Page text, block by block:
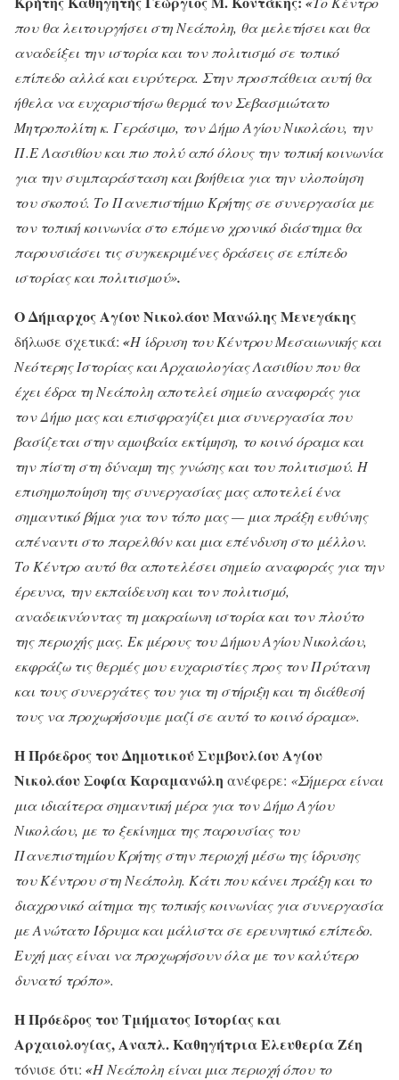
που θα λειτουργήσει στη Νεάπολη, θα μελετήσει και θα
αναδείξει την ιστορία και τον πολιτισμό σε τοπικό
επίπεδο αλλά και ευρύτερα. Στην προσπάθεια αυτή θα
ήθελα να ευχαριστήσω θερμά τον Σεβασμιώτατο
Μητροπολίτη κ. Γεράσιμο, τον Δήμο Αγίου Νικολάου, την
Π.Ε Λασιθίου και πιο πολύ από όλους την τοπική κοινωνία
για την συμπαράσταση και βοήθεια για την υλοποίηση
του σκοπού. Το Πανεπιστήμιο Κρήτης σε συνεργασία με
τον τοπική κοινωνία στο επόμενο χρονικό διάστημα θα
παρουσιάσει τις συγκεκριμένες δράσεις σε επίπεδο
ιστορίας και πολιτισμού».
Ο Δήμαρχος Αγίου Νικολάου Μανώλης Μενεγάκης
δήλωσε σχετικά: «Η ίδρυση του Κέντρου Μεσαιωνικής και
Νεότερης Ιστορίας και Αρχαιολογίας Λασιθίου που θα
έχει έδρα τη Νεάπολη αποτελεί σημείο αναφοράς για
τον Δήμο μας και επισφραγίζει μια συνεργασία που
βασίζεται στην αμοιβαία εκτίμηση, το κοινό όραμα και
την πίστη στη δύναμη της γνώσης και του πολιτισμού. Η
επισημοποίηση της συνεργασίας μας αποτελεί ένα
σημαντικό βήμα για τον τόπο μας — μια πράξη ευθύνης
απέναντι στο παρελθόν και μια επένδυση στο μέλλον.
Το Κέντρο αυτό θα αποτελέσει σημείο αναφοράς για την
έρευνα, την εκπαίδευση και τον πολιτισμό,
αναδεικνύοντας τη μακραίωνη ιστορία και τον πλούτο
της περιοχής μας. Εκ μέρους του Δήμου Αγίου Νικολάου,
εκφράζω τις θερμές μου ευχαριστίες προς τον Πρύτανη
και τους συνεργάτες του για τη στήριξη και τη διάθεσή
τους να προχωρήσουμε μαζί σε αυτό το κοινό όραμα».
Η Πρόεδρος του Δημοτικού Συμβουλίου Αγίου
Νικολάου Σοφία Καραμανώλη ανέφερε: «Σήμερα είναι
μια ιδιαίτερα σημαντική μέρα για τον Δήμο Αγίου
Νικολάου, με το ξεκίνημα της παρουσίας του
Πανεπιστημίου Κρήτης στην περιοχή μέσω της ίδρυσης
του Κέντρου στη Νεάπολη. Κάτι που κάνει πράξη και το
διαχρονικό αίτημα της τοπικής κοινωνίας για συνεργασία
με Ανώτατο Ίδρυμα και μάλιστα σε ερευνητικό επίπεδο.
Ευχή μας είναι να προχωρήσουν όλα με τον καλύτερο
δυνατό τρόπο».
Η Πρόεδρος του Τμήματος Ιστορίας και
Αρχαιολογίας, Αναπλ. Καθηγήτρια Ελευθερία Ζέη
τόνισε ότι: «Η Νεάπολη είναι μια περιοχή όπου το